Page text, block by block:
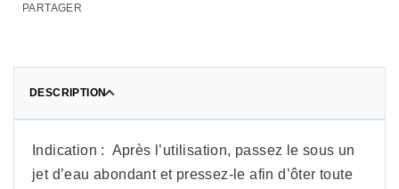
PARTAGER
DESCRIPTION
Indication : Après l’utilisation, passez le sous un
jet d’eau abondant et pressez-le afin d’ôter toute